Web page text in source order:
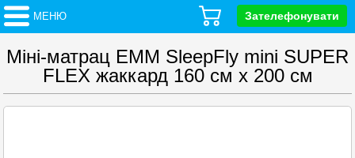
МЕНЮ Зателефонувати
Міні-матрац ЕММ SleepFly mini SUPER
FLEX жаккард 160 см x 200 см